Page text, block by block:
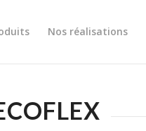
Nos réalisations